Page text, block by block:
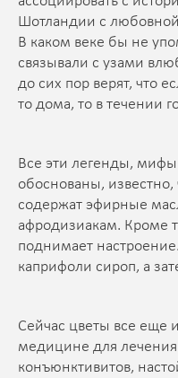
Шотландии с
В каком веке бы не
связывали с узами
до сих пор верят, что
то дома, то в течении
Все эти легенды,
обоснованы,
содержат эфирные
афродизиакам. Кроме
поднимает
каприфоли сироп, а
Сейчас цветы все еще
медицине для
конъюнктивитов,